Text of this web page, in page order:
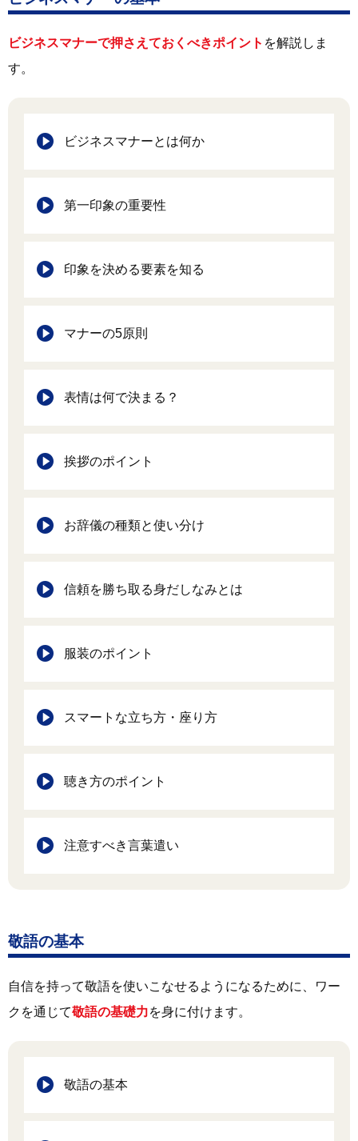
ビジネスマナーで押さえておくべきポイント を解説しま
す。
ビジネスマナーとは何か
第一印象の重要性
印象を決める要素を知る
マナーの5原則
表情は何で決まる？
挨拶のポイント
お辞儀の種類と使い分け
信頼を勝ち取る身だしなみとは
服装のポイント
スマートな立ち方・座り方
聴き方のポイント
注意すべき言葉遣い
敬語の基本
自信を持って敬語を使いこなせるようになるために、ワー
クを通じて敬語の基礎力を身に付けます。
敬語の基本